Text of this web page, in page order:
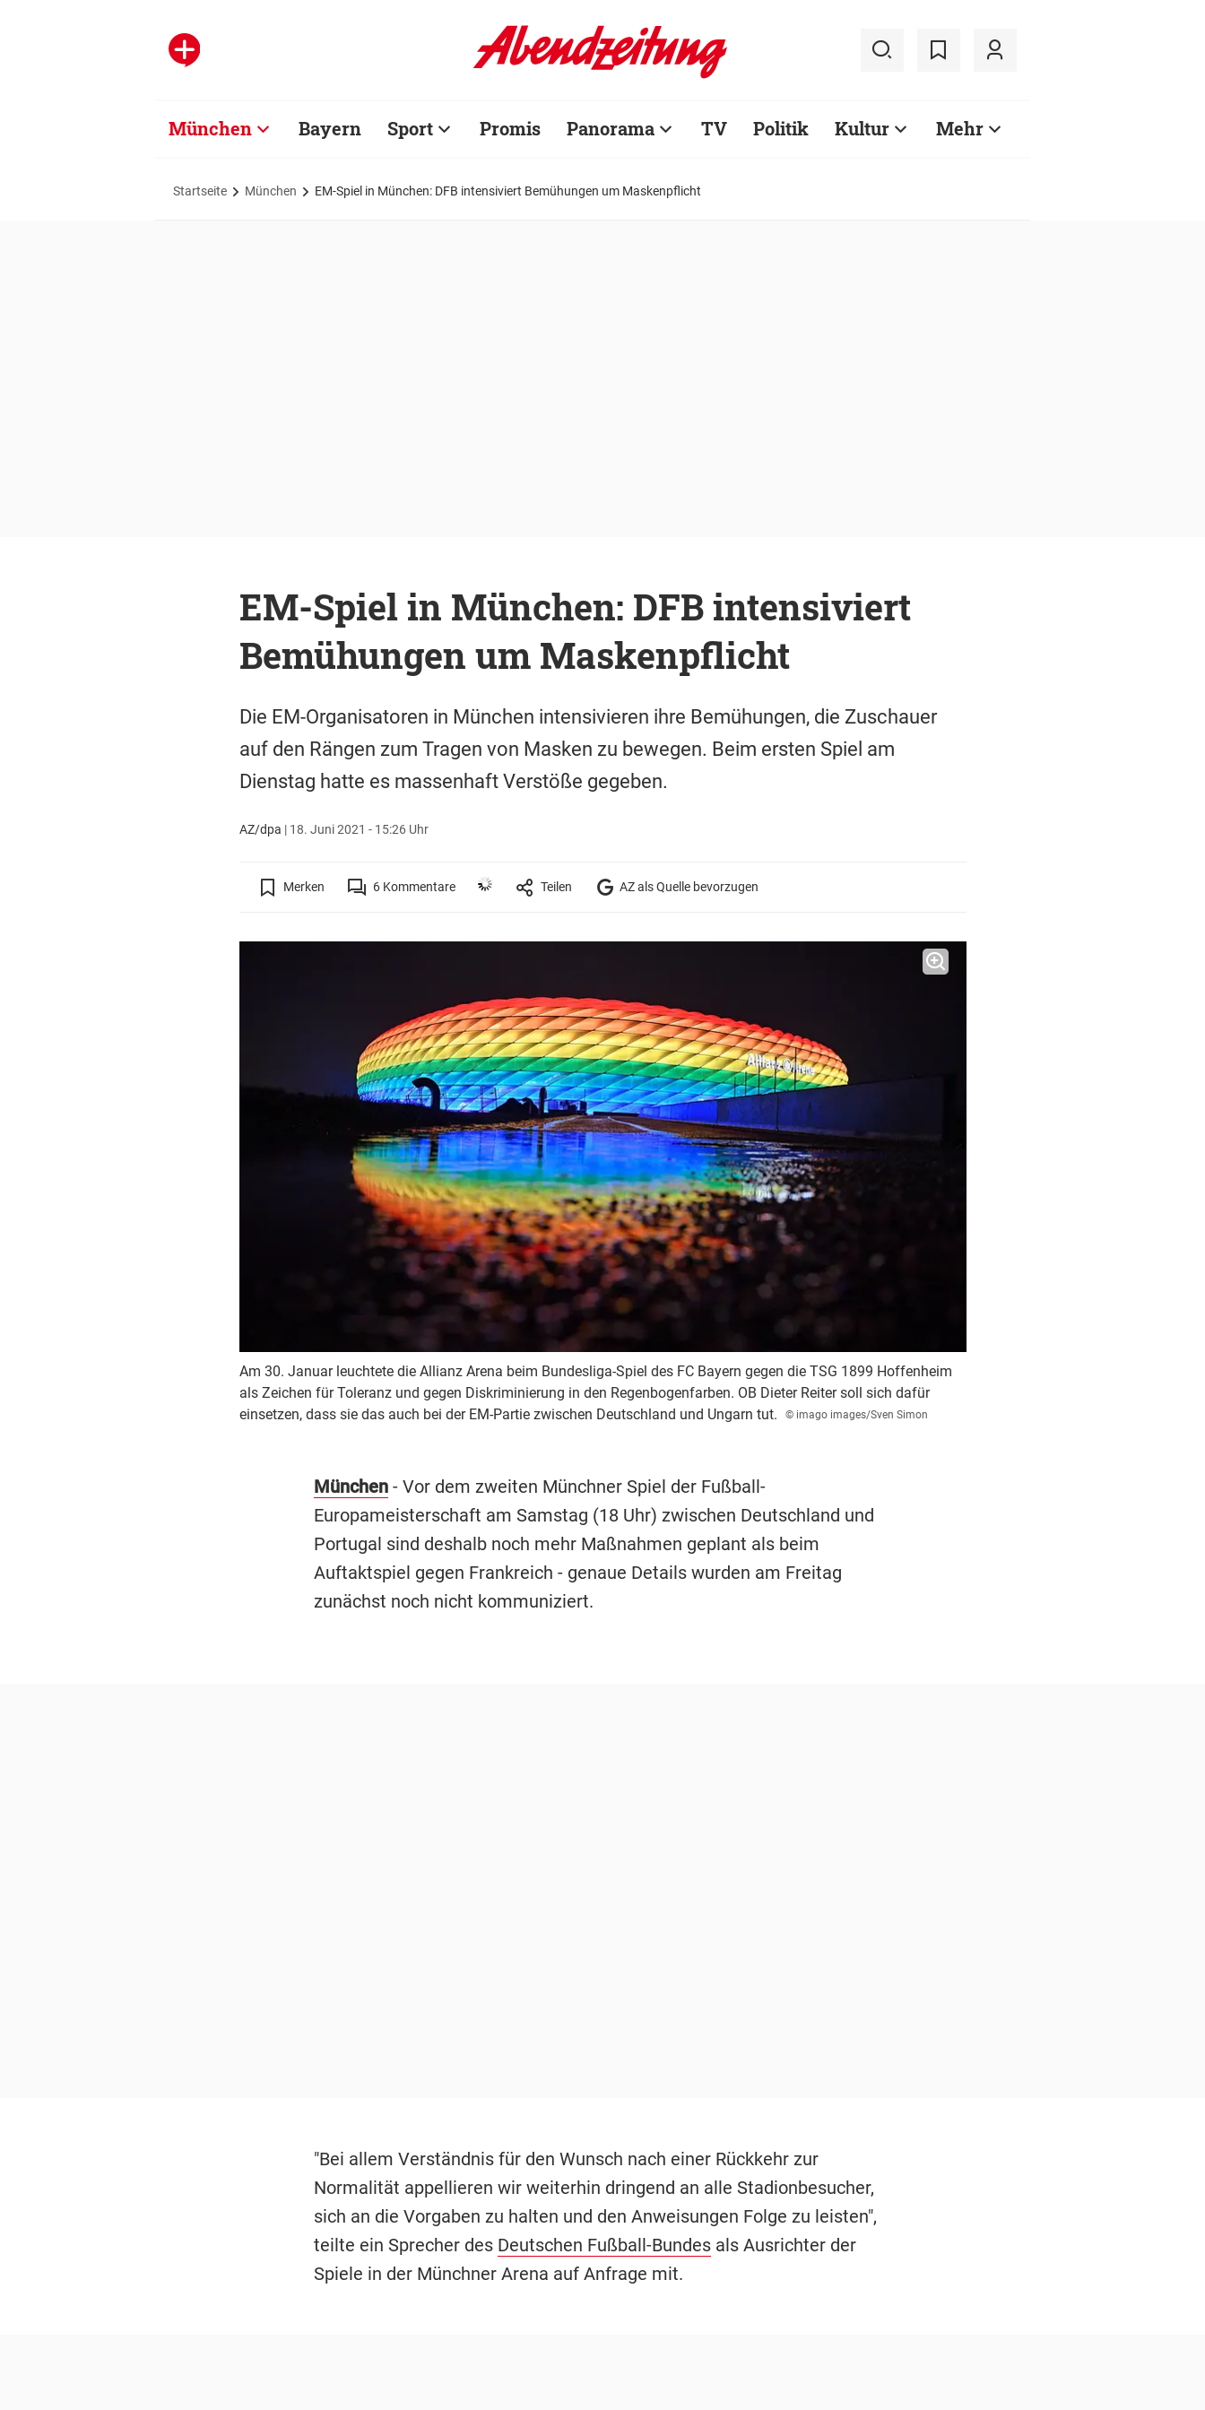
München Bayern Sport Promis Panorama TV Politik Kultur Mehr
Startseite München EM-Spiel in München: DFB intensiviert Bemühungen um Maskenpflicht
EM-Spiel in München: DFB intensiviert
Bemühungen um Maskenpflicht
Die EM-Organisatoren in München intensivieren ihre Bemühungen, die Zuschauer
auf den Rängen zum Tragen von Masken zu bewegen. Beim ersten Spiel am
Dienstag hatte es massenhaft Verstöße gegeben.
AZ/dpa | 18. Juni 2021 - 15:26 Uhr
Merken 6Kommentare Teilen AZ als Quelle bevorzugen
Am 30. Januar leuchtete die Allianz Arena beim Bundesliga-Spiel des FC Bayern gegen die TSG 1899 Hoffenheim
als Zeichen für Toleranz und gegen Diskriminierung in den Regenbogenfarben. OB Dieter Reiter soll sich dafür
einsetzen, dass sie das auch bei der EM-Partie zwischen Deutschland und Ungarn tut.
© imago images/Sven Simon
München - Vor dem zweiten Münchner Spiel der Fußball-
Europameisterschaft am Samstag (18 Uhr) zwischen Deutschland und
Portugal sind deshalb noch mehr Maßnahmen geplant als beim
Auftaktspiel gegen Frankreich - genaue Details wurden am Freitag
zunächst noch nicht kommuniziert.
"Bei allem Verständnis für den Wunsch nach einer Rückkehr zur
Normalität appellieren wir weiterhin dringend an alle Stadionbesucher,
sich an die Vorgaben zu halten und den Anweisungen Folge zu leisten",
teilte ein Sprecher des Deutschen Fußball-Bundesals Ausrichter der
Spiele in der Münchner Arena auf Anfrage mit.